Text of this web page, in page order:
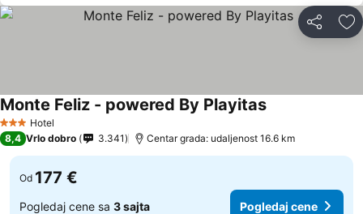
Deli
3 Zvezdice
Hotel
Monte Feliz - powered By Playitas
8,4 Vrlo dobro 3.341 Centar grada: udaljenost 16.6 km
Od 177 €
Pogledaj cene sa 3 sajta Pogledaj cene